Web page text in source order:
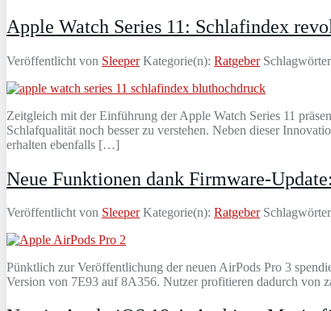
Apple Watch Series 11: Schlafindex
Veröffentlicht von Sleeper Kategorie(n): Ratgeber
Zeitgleich mit der Einführung der Apple Watch Series 11
Schlafqualität noch besser zu verstehen. Neben dieser
erhalten ebenfalls […]
Neue Funktionen dank Firmware-
Veröffentlicht von Sleeper Kategorie(n): Ratgeber
Pünktlich zur Veröffentlichung der neuen AirPods Pro 3
Version von 7E93 auf 8A356. Nutzer profitieren dadurch von